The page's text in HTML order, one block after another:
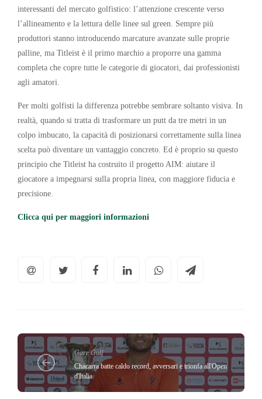
interessanti del mercato golfistico: l’attenzione crescente verso
l’allineamento e la lettura delle linee sul green. Sempre più
produttori stanno introducendo marcature avanzate sulle proprie
palline, ma Titleist è il primo marchio a proporre una gamma
completa che copre tutte le categorie di giocatori, dai professionisti
agli amatori.
Per molti golfisti la differenza potrebbe sembrare soltanto visiva. In
realtà, quando si tratta di trasformare un putt da tre metri in un
colpo imbucato, la capacità di posizionarsi correttamente sulla linea
scelta può diventare un vantaggio concreto. Ed è proprio su questo
principio che Titleist ha costruito il progetto AIM: aiutare il
giocatore a impegnarsi sulla propria linea, con maggiore fiducia e
precisione.
Clicca qui per maggiori informazioni
Gare Golf
Chacarra batte caldo record, avversari e trionfa all'Open
d'Italia